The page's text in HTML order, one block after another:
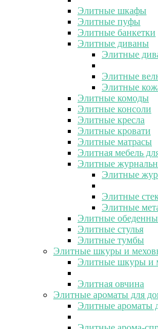
Элитные шкафы
Элитные пуфы
Элитные банкетки
Элитные диваны
Элитные
Элитные
Элитные
Элитные комоды
Элитные консоли
Элитные кресла
Элитные кровати
Элитные матрасы
Элитная мебель
Элитные
Элитные
Элитные
Элитные
Элитные
Элитные стулья
Элитные тумбы
Элитные шкуры и
Элитные шкуры и
Элитная овчина
Элитные ароматы для
Элитные ароматы